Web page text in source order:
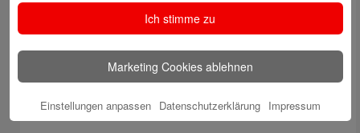
Digitale Apotheke in der Sparkassen-Geschäftsstelle
Fränkisch-Crumbach eröffnet
Sparkasse stärkt das soziale Miteinander im
Odenwaldkreis
Autoren
Ich stimme zu
Marketing Cookies ablehnen
Einstellungen anpassen Datenschutzerklärung Impressum